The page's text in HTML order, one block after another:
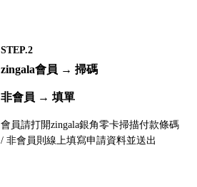
STEP.2
zingala會員 → 掃碼
非會員 → 填單
會員請打開zingala銀角零卡掃描付款條碼
/ 非會員則線上填寫申請資料並送出